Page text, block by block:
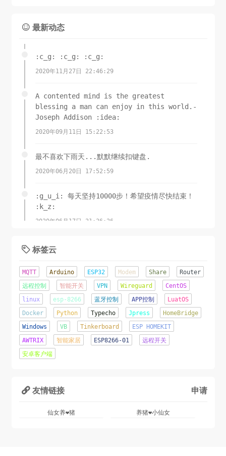
 最新动态
:c_g: :c_g: :c_g:
2020年11月27日 22:46:29
A contented mind is the greatest
blessing a man can enjoy in this world.-
Joseph Addison :idea:
2020年09月11日 15:22:53
最不喜欢下雨天...默默继续扣键盘.
2020年06月20日 17:52:59
:g_u_i: 每天坚持10000步！希望疫情尽快结束！
:k_z:
2020年06月17日 21:36:26
锲而舍之，朽木不折;锲而不舍，金石可镂.-荀子
这才是夏天该有的样子！
2020年06月07日 16:22:44
辛苦了几天...终于成功将网站从Jpress移植到了
TypeCho.o(╥﹏╥)o
2020年06月05日 22:12:09
 标签云
MQTT Arduino ESP32 Modem Share
Router
远程控制
智能开关 VPN Wireguard
CentOS
linux
esp-8266 蓝牙控制 APP控制
LuatOS
Docker
Python Typecho Jpress
HomeBridge
Windows
VB Tinkerboard
ESP HOMEKIT
AWTRIX
智能家居 ESP8266-01
远程开关
安卓客户端
 友情链接 申请
仙女养❤猪 养猪❤小仙女